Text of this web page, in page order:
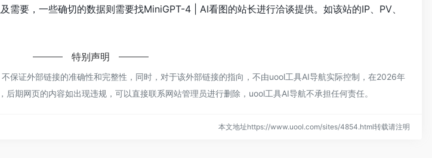
需要，一些确切的数据则需要找MiniGPT-4 | AI看图的站长进行洽谈提供。如该站的IP、PV、
特别声明
保证外部链接的准确性和完整性，同时，对于该外部链接的指向，不由uool工具AI导航实际控制，在2026年
期网页的内容如出现违规，可以直接联系网站管理员进行删除，uool工具AI导航不承担任何责任。
本文地址https://www.uool.com/sites/4854.html转载请注明